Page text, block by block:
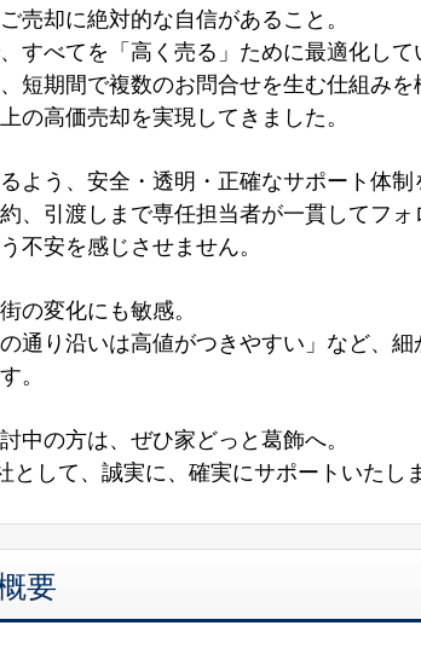
売却に絶対的な自信があること。
すべてを「高く売る」ために最適化し
短期間で複数のお問合せを生む仕組みを
の高価売却を実現してきました。
よう、安全・透明・正確なサポート体
、引渡しまで専任担当者が一貫してフ
不安を感じさせません。
の変化にも敏感。
通り沿いは高値がつきやすい」など、
。
中の方は、ぜひ家どっと葛飾へ。
として、誠実に、確実にサポートいたし
要